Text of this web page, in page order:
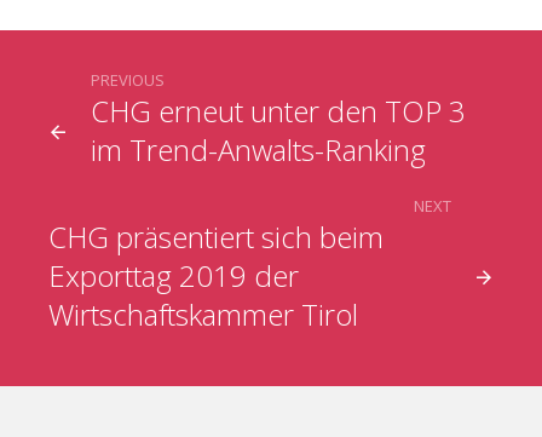
CHG erneut unter den TOP 3
im Trend-Anwalts-Ranking
PREVIOUS
CHG präsentiert sich beim
Exporttag 2019 der
Wirtschaftskammer Tirol
NEXT